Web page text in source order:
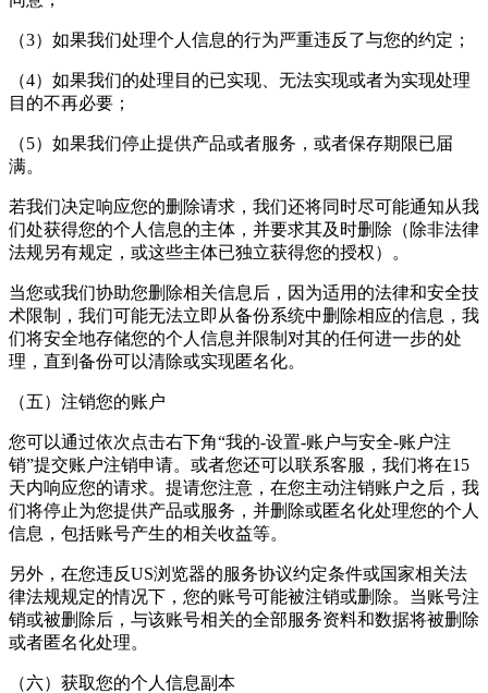
（3）如果我们处理个人信息的行为严重违反了与您的约定；
（4）如果我们的处理目的已实现、无法实现或者为实现处理
目的不再必要；
（5）如果我们停止提供产品或者服务，或者保存期限已届
满。
若我们决定响应您的删除请求，我们还将同时尽可能通知从我
们处获得您的个人信息的主体，并要求其及时删除（除非法律
法规另有规定，或这些主体已独立获得您的授权）。
当您或我们协助您删除相关信息后，因为适用的法律和安全技
术限制，我们可能无法立即从备份系统中删除相应的信息，我
们将安全地存储您的个人信息并限制对其的任何进一步的处
理，直到备份可以清除或实现匿名化。
（五）注销您的账户
您可以通过依次点击右下角“我的-设置-账户与安全-账户注
销”提交账户注销申请。或者您还可以联系客服，我们将在15
天内响应您的请求。提请您注意，在您主动注销账户之后，我
们将停止为您提供产品或服务，并删除或匿名化处理您的个人
信息，包括账号产生的相关收益等。
另外，在您违反US浏览器的服务协议约定条件或国家相关法
律法规规定的情况下，您的账号可能被注销或删除。当账号注
销或被删除后，与该账号相关的全部服务资料和数据将被删除
或者匿名化处理。
（六）获取您的个人信息副本